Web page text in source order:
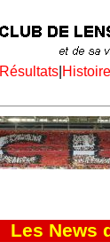
Résultats| Histoire
Les News